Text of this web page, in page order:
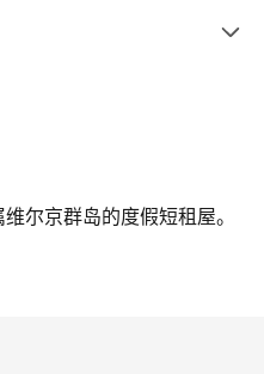
尔京群岛的度假短租屋。